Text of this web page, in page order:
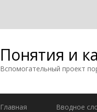
Понятия и
Вспомогательный проект
Главная Вводное